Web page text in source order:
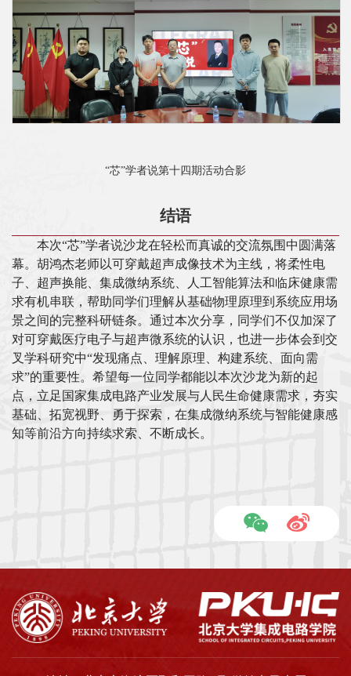
“芯”学者说第十四期活动合影
结语
本次“芯”学者说沙龙在轻松而真诚的交流氛围中圆满落
幕。胡鸿杰老师以可穿戴超声成像技术为主线，将柔性电
子、超声换能、集成微纳系统、人工智能算法和临床健康需
求有机串联，帮助同学们理解从基础物理原理到系统应用场
景之间的完整科研链条。通过本次分享，同学们不仅加深了
对可穿戴医疗电子与超声微系统的认识，也进一步体会到交
叉学科研究中“发现痛点、理解原理、构建系统、面向需
求”的重要性。希望每一位同学都能以本次沙龙为新的起
点，立足国家集成电路产业发展与人民生命健康需求，夯实
基础、拓宽视野、勇于探索，在集成微纳系统与智能健康感
知等前沿方向持续求索、不断成长。